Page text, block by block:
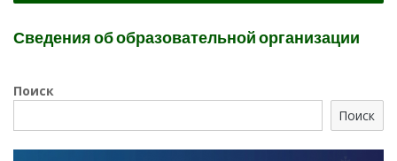
Сведения об образовательной организации
Поиск
Поиск